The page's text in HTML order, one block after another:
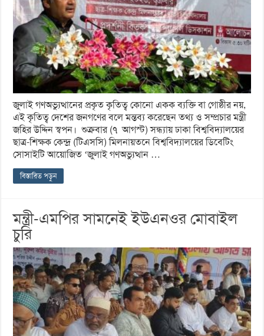
জুলাই গণঅভ্যুত্থানের প্রকৃত কৃতিত্ব কোনো একক ব্যক্তি বা গোষ্ঠীর নয়,
এই কৃতিত্ব দেশের জনগণের বলে মন্তব্য করেছেন তথ্য ও সম্প্রচার মন্ত্রী
জহির উদ্দিন স্বপন। শুক্রবার (৭ আগস্ট) সন্ধ্যায় ঢাকা বিশ্ববিদ্যালয়ের
ছাত্র-শিক্ষক কেন্দ্র (টিএসসি) মিলনায়তনে বিশ্ববিদ্যালয়ের ডিবেটিং
সোসাইটি আয়োজিত ‘জুলাই গণঅভ্যুত্থান …
বিস্তারিত পড়ুন
মন্ত্রী-এমপির সামনেই ইউএনওর মোবাইল
চুরি